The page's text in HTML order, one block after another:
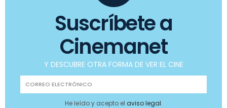
Suscríbete a
Cinemanet
Y DESCUBRE OTRA FORMA DE VER EL CINE
He leído y acepto el aviso legal.